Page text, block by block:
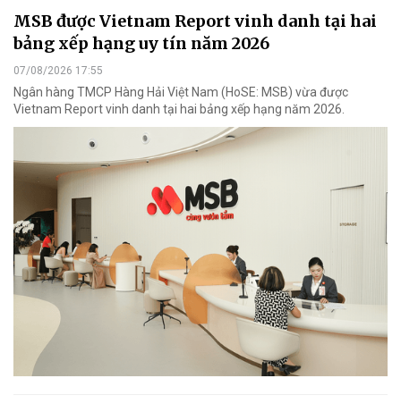
MSB được Vietnam Report vinh danh tại hai
bảng xếp hạng uy tín năm 2026
07/08/2026 17:55
Ngân hàng TMCP Hàng Hải Việt Nam (HoSE: MSB) vừa được
Vietnam Report vinh danh tại hai bảng xếp hạng năm 2026.